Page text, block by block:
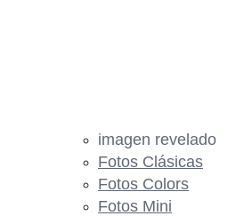
imagen revelado
Fotos Clásicas
Fotos Colors
Fotos Mini